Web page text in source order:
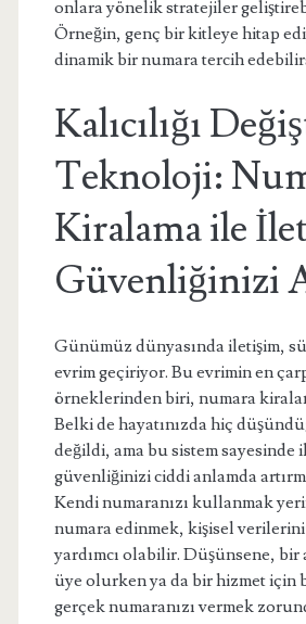
onlara yönelik stratejiler
Örneğin, genç bir kitleye hitap
dinamik bir numara tercih
Kalıcılığı
Teknoloji:
Kiralama ile
Güvenliğinizi
Günümüz dünyasında iletişim,
evrim geçiriyor. Bu evrimin en
örneklerinden biri, numara
Belki de hayatınızda hiç
değildi, ama bu sistem sayesinde
güvenliğinizi ciddi anlamda
Kendi numaranızı kullanmak
numara edinmek, kişisel
yardımcı olabilir. Düşünsene, bir
üye olurken ya da bir hizmet için
gerçek numaranızı vermek